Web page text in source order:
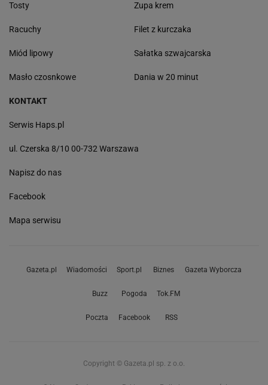
Tosty
Racuchy
Miód lipowy
Masło czosnkowe
Zupa krem
Filet z kurczaka
Sałatka szwajcarska
Dania w 20 minut
KONTAKT
Serwis Haps.pl
ul. Czerska 8/10 00-732 Warszawa
Napisz do nas
Facebook
Mapa serwisu
Gazeta.pl Wiadomości Sport.pl Biznes Gazeta Wyborcza
Buzz Pogoda Tok.FM
Poczta Facebook RSS
Copyright © Gazeta.pl sp. z o.o.